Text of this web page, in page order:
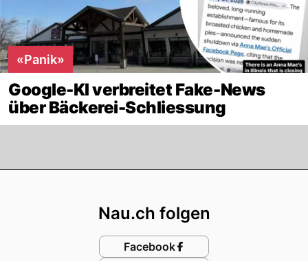
«Panik»
Google-KI verbreitet Fake-News
über Bäckerei-Schliessung
Nau.ch folgen
Facebook